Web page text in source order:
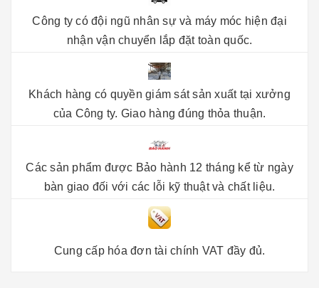
Công ty có đội ngũ nhân sự và máy móc hiện đại
nhận vận chuyển lắp đặt toàn quốc.
Khách hàng có quyền giám sát sản xuất tại xưởng
của Công ty. Giao hàng đúng thỏa thuận.
Các sản phẩm được Bảo hành 12 tháng kể từ ngày
bàn giao đối với các lỗi kỹ thuật và chất liệu.
Cung cấp hóa đơn tài chính VAT đầy đủ.